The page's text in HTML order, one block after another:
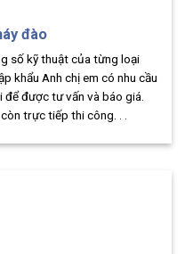
đào
số kỹ thuật của từng loại
khẩu Anh chị em có nhu cầu
được tư vấn và báo giá.
trực tiếp thi công. . .